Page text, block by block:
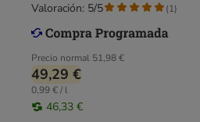
Precio normal 51,98 €
49,29 €
0,99 € / l
46,33 €
Valoración: 5/5 (1)